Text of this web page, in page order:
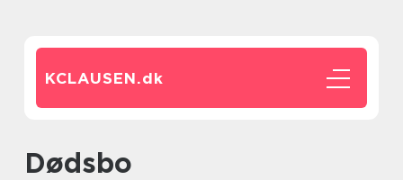
KCLAUSEN.dk
dødsbo